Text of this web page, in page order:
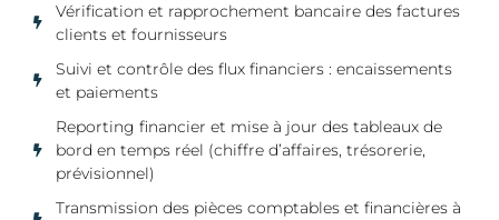
Vérification et rapprochement bancaire des factures
clients et fournisseurs
Suivi et contrôle des flux financiers : encaissements
et paiements
Reporting financier et mise à jour des tableaux de
bord en temps réel (chiffre d’affaires, trésorerie,
prévisionnel)
Transmission des pièces comptables et financières à